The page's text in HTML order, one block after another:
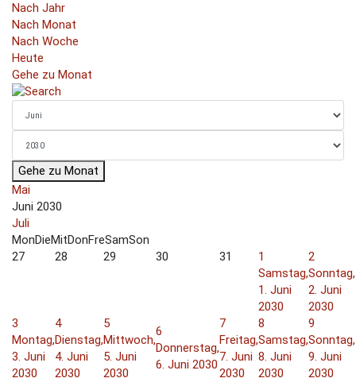
Nach Jahr
Nach Monat
Nach Woche
Heute
Gehe zu Monat
Gehe zu Monat
Mai
Juni 2030
Juli
MonDieMitDonFreSamSon
27
28 29 30 31
1
Samstag,
1. Juni
2030
2
Sonntag,
2. Juni
2030
3
Montag,
3. Juni
2030
4
Dienstag,
4. Juni
2030
5
Mittwoch,
5. Juni
2030
6
Donnerstag,
6. Juni 2030
7
Freitag,
7. Juni
2030
8
Samstag,
8. Juni
2030
9
Sonntag,
9. Juni
2030